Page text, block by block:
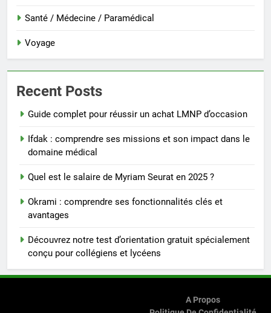
Santé / Médecine / Paramédical
Voyage
Recent Posts
Guide complet pour réussir un achat LMNP d’occasion
Ifdak : comprendre ses missions et son impact dans le
domaine médical
Quel est le salaire de Myriam Seurat en 2025 ?
Okrami : comprendre ses fonctionnalités clés et
avantages
Découvrez notre test d’orientation gratuit spécialement
conçu pour collégiens et lycéens
A Propos